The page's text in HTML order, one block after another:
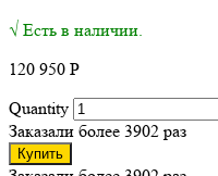
√ Есть в наличии.
120 950 Р
Quantity
Заказали более 3902 раз
Купить